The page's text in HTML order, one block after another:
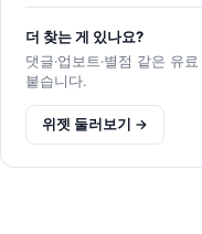
더 찾는 게 있나요?
댓글·업보트·별점 같은 유
붙습니다.
위젯 둘러보기 →